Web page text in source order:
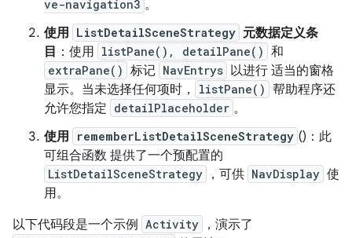
ve-navigation3 。
使用 ListDetailSceneStrategy 元数据定义条
目 ：使用 listPane(), detailPane() 和
extraPane() 标记 NavEntrys 以进行 适当的窗格
显示。当未选择任何项时，
listPane() 帮助程序还
允许您指定 detailPlaceholder 。
使用
rememberListDetailSceneStrategy ()：此
可组合函数 提供了一个预配置的
ListDetailSceneStrategy ，可供 NavDisplay 使
用。
以下代码段是一个示例 Activity ，演示了